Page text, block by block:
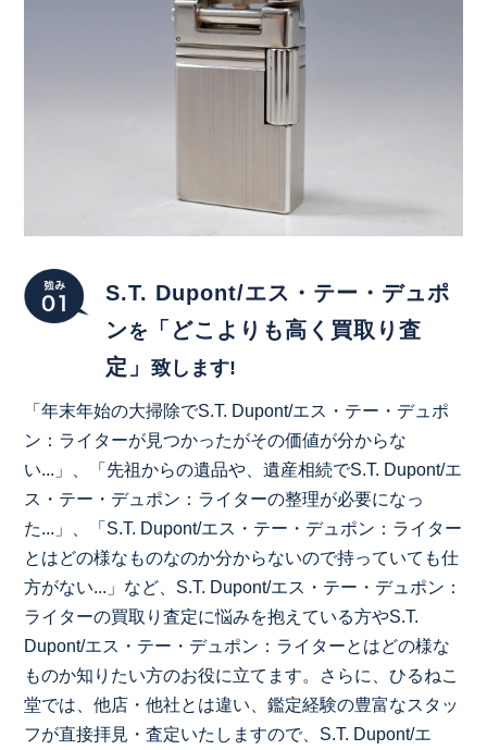
S.T. Dupont/エス・テー・デュポ
ンを
「どこよりも高く買取り査
定」致します!
「年末年始の大掃除でS.T. Dupont/エス・テー・デュポ
ン：ライターが見つかったがその価値が分からな
い...」、「先祖からの遺品や、遺産相続でS.T. Dupont/エ
ス・テー・デュポン：ライターの整理が必要になっ
た...」、「S.T. Dupont/エス・テー・デュポン：ライター
とはどの様なものなのか分からないので持っていても仕
方がない...」など、S.T. Dupont/エス・テー・デュポン：
ライターの買取り査定に悩みを抱えている方やS.T.
Dupont/エス・テー・デュポン：ライターとはどの様な
ものか知りたい方のお役に立てます。さらに、ひるねこ
堂では、他店・他社とは違い、鑑定経験の豊富なスタッ
フが直接拝見・査定いたしますので、S.T. Dupont/エ